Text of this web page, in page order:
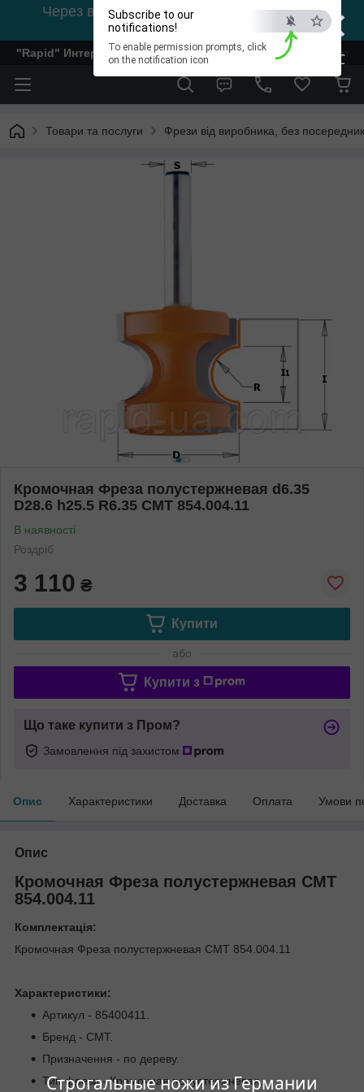
×
ESC
Строгальные ножи из Германии
Subscribe to our
notifications!
To enable permission prompts, click
on the notification icon
Через відсутність світла, зв'язок на viber
0978002056
"Rapid" Интернет-магазин деревообрабатывающего
Товари та послуги Фрези від виробника, без
Кромочная Фреза полустержневая d6.35
D28.6 h25.5 R6.35 СМТ 854.004.11
В наявності
Роздріб
3 110 ₴
Купити
або
Купити з
Що таке купити з Пром?
Замовлення під захистом
Опис Характеристики Доставка Оплата Умови
Опис
Кромочная Фреза полустержневая СМТ
854.004.11
Комплектація:
Кромочная Фреза полустержневая СМТ 854.004.11
Характеристики:
Артикул - 85400411.
Бренд - CMT.
Призначення - по дереву.
Тип фрези - Кромочная полустержневая.